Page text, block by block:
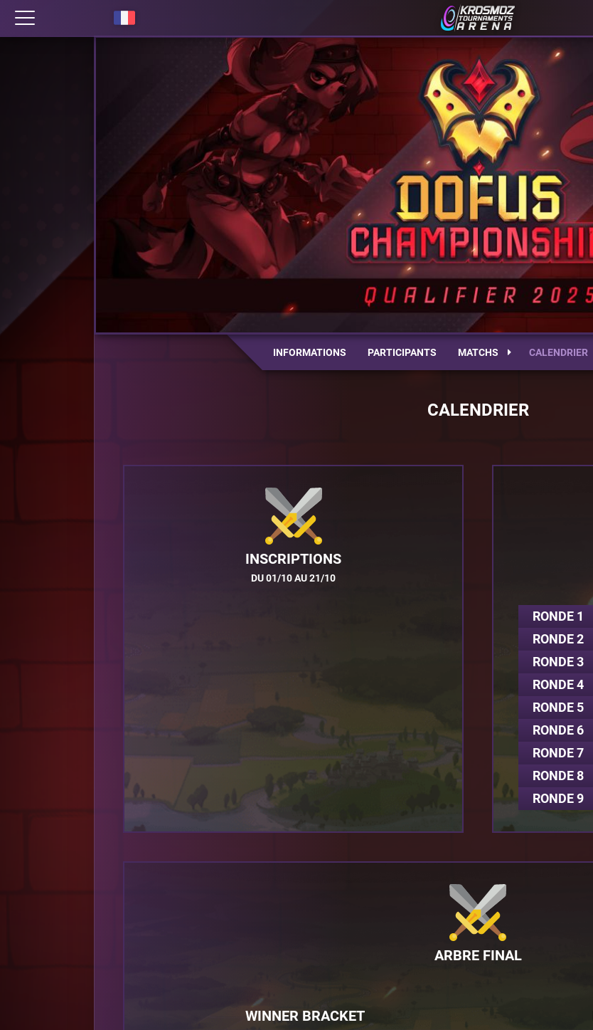
INFORMATIONS PARTICIPANTS MATCHS CALENDRIER
CALENDRIER
INSCRIPTIONS
DU 01/10 AU 21/10
RONDE 1
RONDE 2
RONDE 3
RONDE 4
RONDE 5
RONDE 6
RONDE 7
RONDE 8
RONDE 9
ARBRE FINAL
WINNER BRACKET